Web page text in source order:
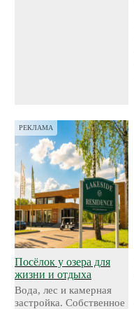
РЕКЛАМА
Посёлок у озера для
жизни и отдыха
Вода, лес и камерная
застройка. Собственное